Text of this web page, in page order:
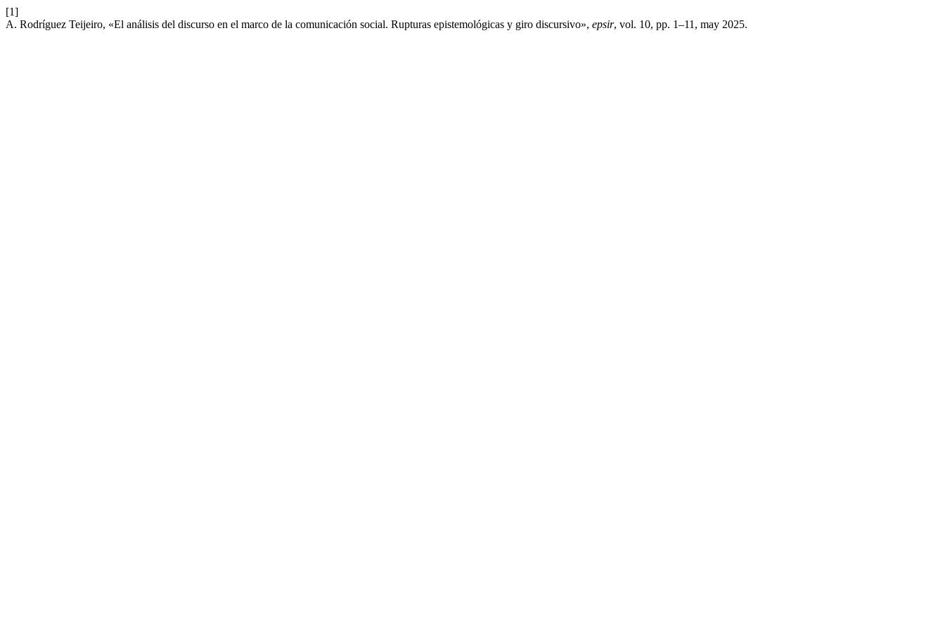
[1]
A. Rodríguez Teijeiro, «El análisis del discurso en el marco de la comunicación social. Rupturas epistemológicas y giro discursivo», epsir, vol. 10, pp. 1–11, may 2025.